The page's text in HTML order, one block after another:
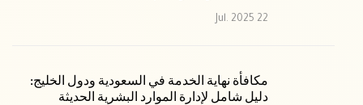
22 Jul. 2025
مكافأة نهاية الخدمة في السعودية ودول الخليج:
دليل شامل لإدارة الموارد البشرية الحديثة